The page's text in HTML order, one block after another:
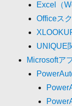
Excel（
Officeス
UNIQUE
Microsoftア